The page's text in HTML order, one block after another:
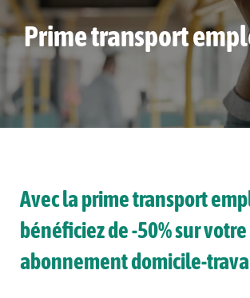
Prime transport
Avec la prime transport
bénéficiez de -50% sur votre
abonnement domicile-